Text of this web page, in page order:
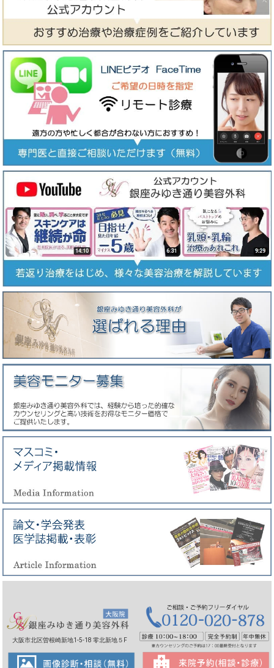
大阪市北区曽根崎新地1-5-18 零北新地５F